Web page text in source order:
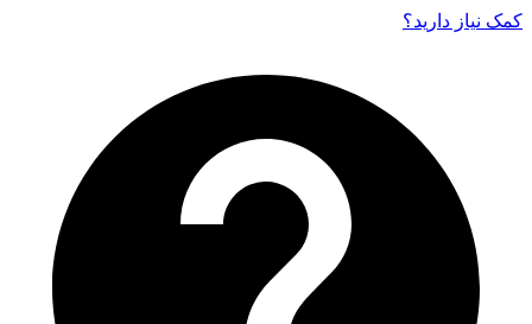
کمک نیاز دارید‌؟